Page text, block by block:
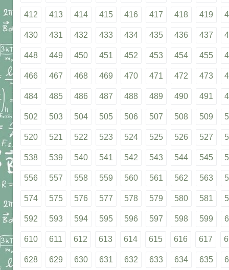
412 413 414 415 416 417 418 419
430 431 432 433 434 435 436 437
448 449 450 451 452 453 454 455
466 467 468 469 470 471 472 473
484 485 486 487 488 489 490 491
502 503 504 505 506 507 508 509
520 521 522 523 524 525 526 527
538 539 540 541 542 543 544 545
556 557 558 559 560 561 562 563
574 575 576 577 578 579 580 581
592 593 594 595 596 597 598 599
610 611 612 613 614 615 616 617
628 629 630 631 632 633 634 635